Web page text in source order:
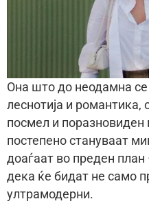
Она што до неодамна
леснотија и романтика,
посмел и поразновиден
постепено стануваат
доаѓаат во преден
дека ќе бидат не само
ултрамодерни.